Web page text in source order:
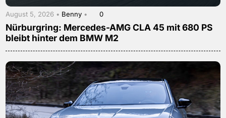
August 5, 2026 • Benny • 0
Nürburgring: Mercedes-AMG CLA 45 mit 680 PS
bleibt hinter dem BMW M2